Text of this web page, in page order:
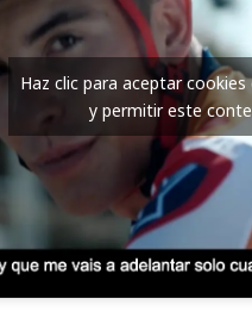
Haz clic para aceptar
y permitir este